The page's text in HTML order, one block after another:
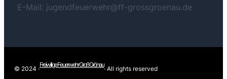
E-Mail: jugendfeuerwehr@ff-grossgroenau.de
© 2024 ·
Freiwilige Feuerwehr Groß Grönau
· All rights reserved